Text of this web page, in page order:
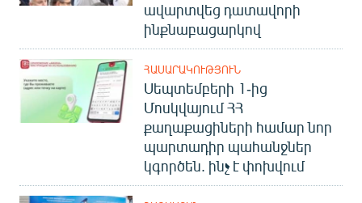
ավարտվեց դատավորի
ինքնաբացարկով
ՀԱՍԱՐԱԿՈՒԹՅՈՒՆ
Սեպտեմբերի 1-ից
Մոսկվայում ՀՀ
քաղաքացիների համար նոր
պարտադիր պահանջներ
կգործեն. ինչ է փոխվում